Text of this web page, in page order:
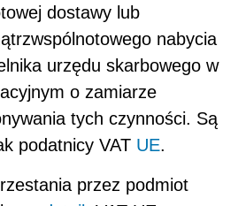
dostawy lub
nabycia
urzędu skarbowego w
o zamiarze
tych czynności. Są
podatnicy VAT UE.
przez podmiot